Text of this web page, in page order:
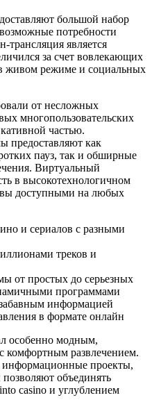
большой набор
потребности
трансляция является
за счет вовлекающих
живом режиме и социальных
от несложных
многопользовательских
частью.
предоставляют как
пауз, так и обширные
Виртуальный
в высокотехнологичном
доступными на любых
и сериалов с разными
треков и
от простых до серьезных
программами
информацией
в формате онлайн
особенно модным,
комфортным развлечением.
информационные проекты,
объединять
casino и углублением